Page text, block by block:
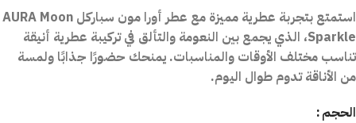
استمتع بتجربة عطرية مميزة مع عطر أورا مون سباركل AURA Moon
Sparkle، الذي يجمع بين النعومة والتألق في تركيبة عطرية أنيقة
تناسب مختلف الأوقات والمناسبات. يمنحك حضورًا جذابًا ولمسة
من الأناقة تدوم طوال اليوم.
الحجم